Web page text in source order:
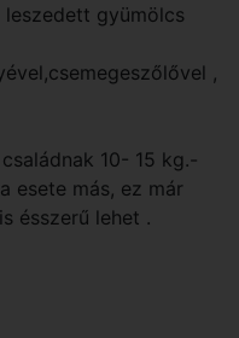
gyümölcs
,
10- 15 kg.-
esete más, ez már
ésszerű lehet .